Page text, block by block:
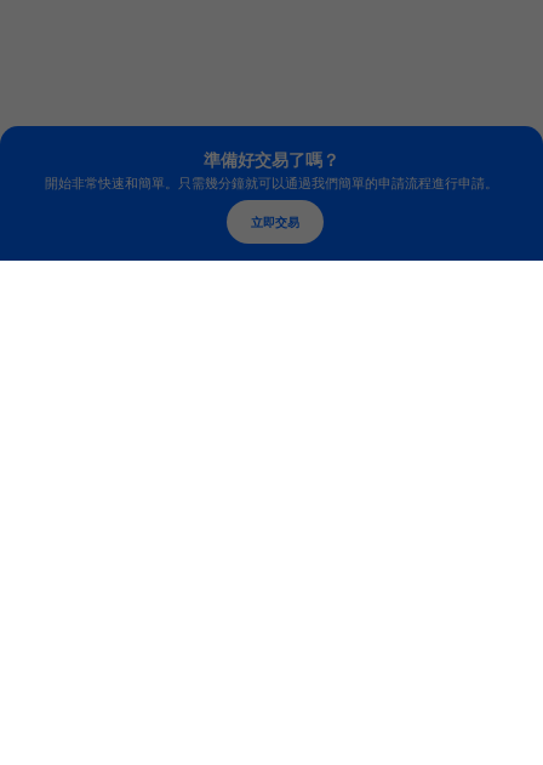
準備好交易了嗎？
開始非常快速和簡單。只需幾分鐘就可以通過我們簡單的申請流程進行申請。
立即交易